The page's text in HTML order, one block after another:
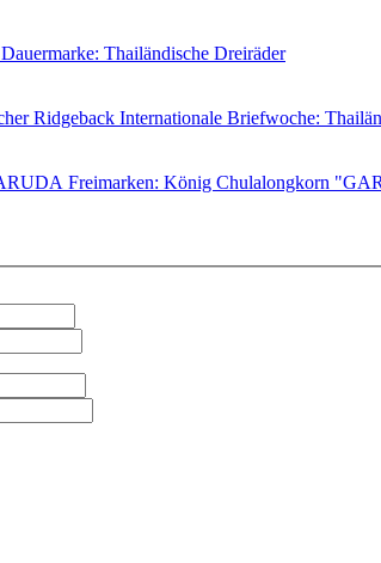
Dauermarke: Thailändische Dreiräder
Internationale Briefwoche:
Freimarken: König Chulalongkorn